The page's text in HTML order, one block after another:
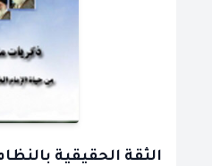
الثقة الحقيقية